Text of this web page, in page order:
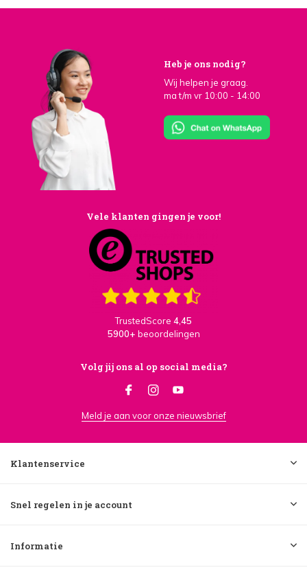
Heb je ons nodig?
Wij helpen je graag.
ma t/m vr 10:00 - 14:00
Vele klanten gingen je voor!
TrustedScore 4,45
5900+ beoordelingen
Volg jij ons al op social media?
Meld je aan voor onze nieuwsbrief
Klantenservice
Snel regelen in je account
Informatie